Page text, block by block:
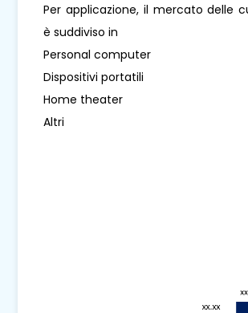
Per applicazione, il mercato delle
è suddiviso in
Personal computer
Dispositivi portatili
Home theater
Altri